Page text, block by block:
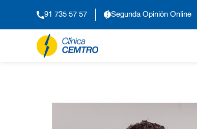
91 735 57 57 Segunda Opinión Online